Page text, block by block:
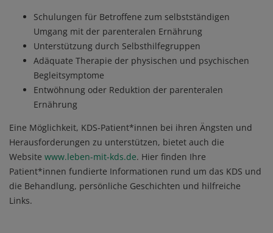
Schulungen für Betroffene zum selbstständigen
Umgang mit der parenteralen Ernährung
Unterstützung durch Selbsthilfegruppen
Adäquate Therapie der physischen und psychischen
Begleitsymptome
Entwöhnung oder Reduktion der parenteralen
Ernährung
Eine Möglichkeit, KDS-Patient*innen bei ihren Ängsten und
Herausforderungen zu unterstützen, bietet auch die
Website www.leben-mit-kds.de. Hier finden Ihre
Patient*innen fundierte Informationen rund um das KDS und
die Behandlung, persönliche Geschichten und hilfreiche
Links.